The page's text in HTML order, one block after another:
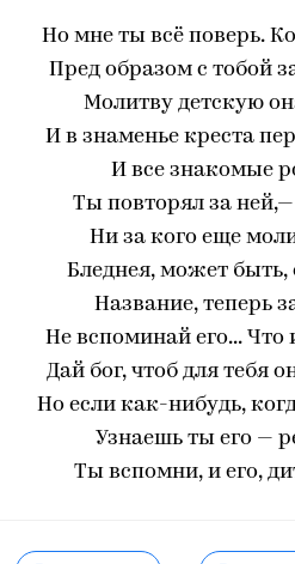
Но мне ты всё поверь.
Пред образом с тобой
Молитву детскую
И в знаменье креста
И все знакомые
Ты повторял за
Ни за кого еще
Бледнея, может быть,
Название, теперь
Не вспоминай его... Что
Дай бог, чтоб для тебя
Но если как-нибудь,
Узнаешь ты его —
Ты вспомни, и его,